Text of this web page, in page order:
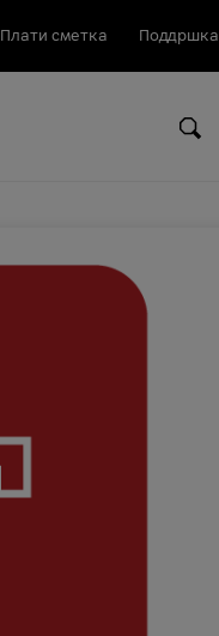
Плати сметка Поддршка